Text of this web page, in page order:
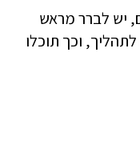
יש לברר מראש
וכך תוכלו